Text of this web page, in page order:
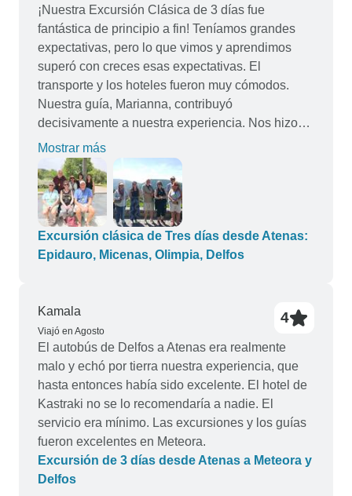
¡Nuestra Excursión Clásica de 3 días fue
fantástica de principio a fin! Teníamos grandes
expectativas, pero lo que vimos y aprendimos
superó con creces esas expectativas. El
transporte y los hoteles fueron muy cómodos.
Nuestra guía, Marianna, contribuyó
decisivamente a nuestra experiencia. Nos hizo
partícipes de la experiencia tejiendo una
narración basada en sus profundos
conocimientos no sólo de historia militar, política
y cultural, sino también de arqueología, filosofía,
teología, lingüística y arte. Recomendaría esta
visita a todo el mundo.
Mostrar más
Excursión clásica de Tres días desde Atenas:
Epidauro, Micenas, Olimpia, Delfos
Kamala
Viajó en Agosto
4
El autobús de Delfos a Atenas era realmente
malo y echó por tierra nuestra experiencia, que
hasta entonces había sido excelente. El hotel de
Kastraki no se lo recomendaría a nadie. El
servicio era mínimo. Las excursiones y los guías
fueron excelentes en Meteora.
Excursión de 3 días desde Atenas a Meteora y
Delfos